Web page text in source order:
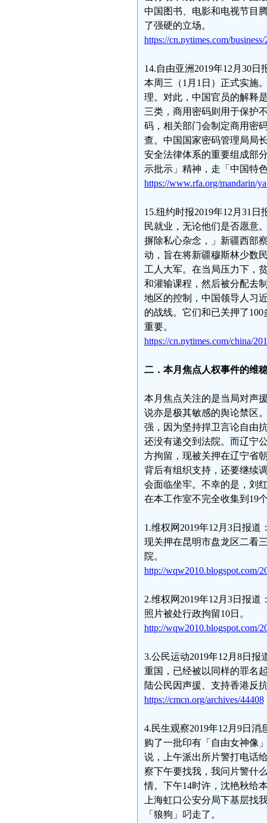
中国图书、电影和电视节目
了强硬的立场。
https://cn.nytimes.com/
14.自由亚洲2019年12月30
本周三（1月1日）正式实施
理。对此，中国官员的解释
三类，商用密码则用于保护
码，相关部门会制定商用密
查。中国国家密码管理局局
安全法律体系的重要组成部
示批示」精神，走「中国特
https://www.rfa.org/mandarin/
15.纽约时报2019年12月31
民就业，无论他们是否愿意
摒除私心杂念，」新疆西部
动，旨在将新疆穆斯林少
工人大军。在当局压力下，
和灌输课程，然后被分配去
地区的控制，中国领导人习
的战线。它们和已关押了
重要。
https://cn.nytimes.com/china/
二．本月焦点人权事件的维
本月焦点关注的是当局对声
说亦是极其敏感的舆论禁区
强，因为坚持捍卫言论自由
还没有递交到法院。而辽宁
方拘留，现被关押在辽宁省
背后有组织支持，还要继续
会面临坐牢。不幸的是，刘
在本工作室不完全收集到19
1.维权网2019年12月3日报
现关押在昆明市盘龙区二看
院。
http://wqw2010.blogspot.com/
2.维权网2019年12月3日报
照片被处行政拘留10日。
http://wqw2010.blogspot.com/
3.公民运动2019年12月8日
重国，已经被以同样的罪名
陆公民因声援、支持香港反
https://cmcn.org/archives/44408
4.民生观察2019年12月9日
购了一批印有「自由女神像
说，上午派出所片警打电话
察下午要找我，我问片警什
情。下午14时许，沈艳秋给
上海虹口公安分局下基层找
「狼狗」叼走了。